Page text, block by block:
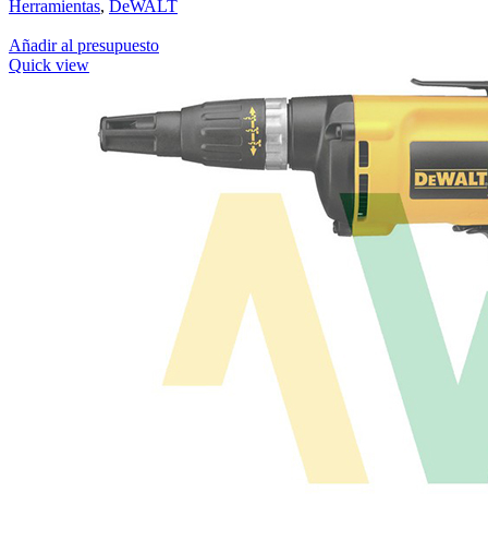
Herramientas, DeWALT
Añadir al presupuesto
Quick view